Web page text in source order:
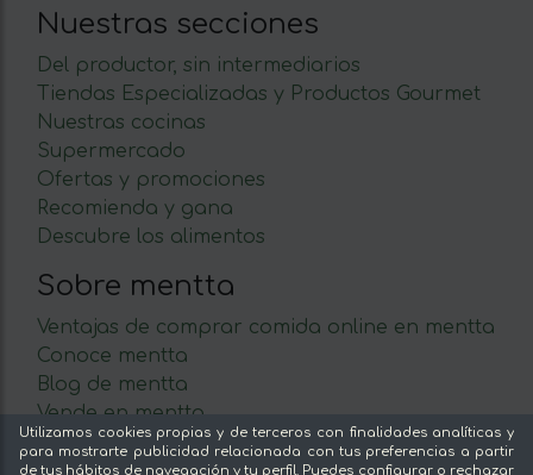
Nuestras secciones
Del productor, sin intermediarios
Tiendas Especializadas y Productos Gourmet
Nuestras cocinas
Supermercado
Ofertas y promociones
Recomienda y gana
Descubre los alimentos
Sobre mentta
Ventajas de comprar comida online en mentta
Conoce mentta
Blog de mentta
Vende en mentta
Fidelización
Preguntas frecuentes
Utilizamos cookies propias y de terceros con finalidades analíticas y
para mostrarte publicidad relacionada con tus preferencias a partir
de tus hábitos de navegación y tu perfil. Puedes configurar o rechazar